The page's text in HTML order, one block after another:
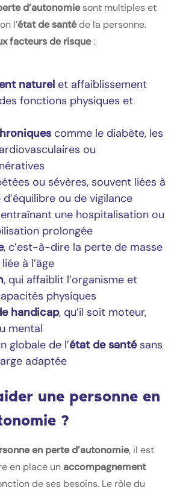
d’autonomiesont multiples et
l’état de santéde la personne.
facteurs de risque:
naturel et affaiblissement
fonctions physiques et
comme le diabète, les
ou
ou sévères, souvent liées à
ou de vigilance
entraînant une hospitalisation ou
prolongée
, c’est-à-dire la perte de masse
à l’âge
, qui affaiblit l’organisme et
physiques
handicap, qu’il soit moteur,
mental
globale de l’état de santésans
adaptée
une personne en
?
en perte d’autonomie, il est
en place unaccompagnement
de ses besoins. Le rôle du